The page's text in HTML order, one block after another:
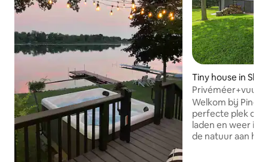
Tiny house in
Pine & Paddle
Welkom bij Pine
perfecte plek om
laden en weer in
de natuur aan